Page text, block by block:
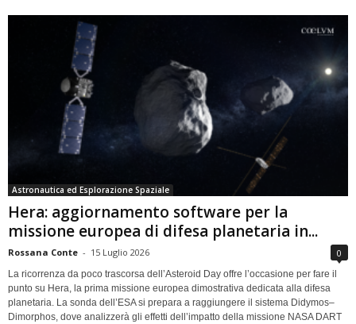
Astronautica ed Esplorazione Spaziale
Hera: aggiornamento software per la
missione europea di difesa planetaria in...
Rossana Conte - 15 Luglio 2026 0
La ricorrenza da poco trascorsa dell’Asteroid Day offre l’occasione per fare il
punto su Hera, la prima missione europea dimostrativa dedicata alla difesa
planetaria. La sonda dell’ESA si prepara a raggiungere il sistema Didymos–
Dimorphos, dove analizzerà gli effetti dell’impatto della missione NASA DART